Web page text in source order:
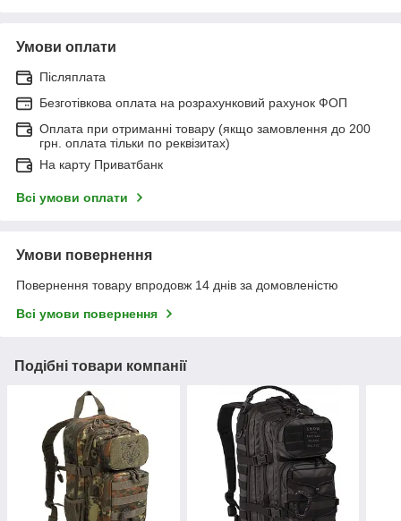
Умови оплати
Післяплата
Безготівкова оплата на розрахунковий рахунок ФОП
Оплата при отриманні товару (якщо замовлення до 200
грн. оплата тільки по реквізитах)
На карту Приватбанк
Всі умови оплати
Умови повернення
Повернення товару впродовж 14 днів за домовленістю
Всі умови повернення
Подібні товари компанії